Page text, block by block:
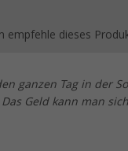
empfehle dieses
ganzen Tag in der
Geld kann man